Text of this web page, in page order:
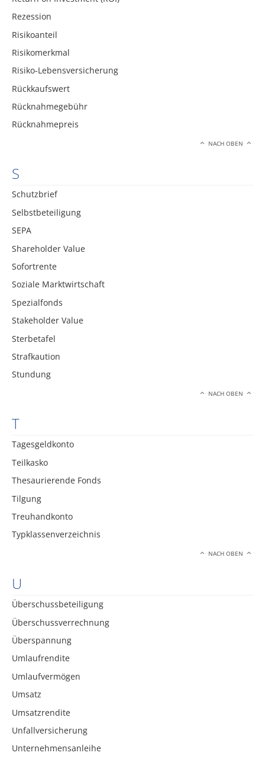
Rezession
Risikoanteil
Risikomerkmal
Risiko-Lebensversicherung
Rückkaufswert
Rücknahmegebühr
Rücknahmepreis
NACH OBEN
S
Schutzbrief
Selbstbeteiligung
SEPA
Shareholder Value
Sofortrente
Soziale Marktwirtschaft
Spezialfonds
Stakeholder Value
Sterbetafel
Strafkaution
Stundung
NACH OBEN
T
Tagesgeldkonto
Teilkasko
Thesaurierende Fonds
Tilgung
Treuhandkonto
Typklassenverzeichnis
NACH OBEN
U
Überschussbeteiligung
Überschussverrechnung
Überspannung
Umlaufrendite
Umlaufvermögen
Umsatz
Umsatzrendite
Unfallversicherung
Unternehmensanleihe